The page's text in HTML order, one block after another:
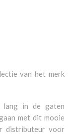
van het merk
lang in de gaten
met dit mooie
distributeur voor